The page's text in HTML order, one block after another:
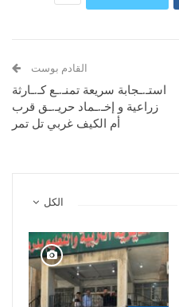
القادم بوست
استـ.ـجابة سريعة تمنـ.ـع كـ.ـارثة
زراعية و إخـ.ـماد حريـ.ـق قرب
أم الكيف غربي تل تمر
الكل